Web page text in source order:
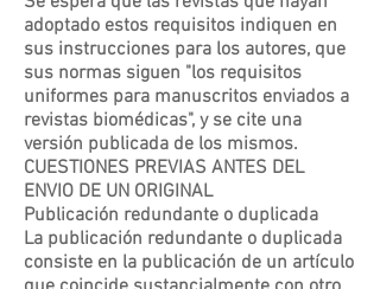
adoptado estos requisitos indiquen en
sus instrucciones para los autores, que
sus normas siguen "los requisitos
uniformes para manuscritos enviados a
revistas biomédicas", y se cite una
versión publicada de los mismos.
CUESTIONES PREVIAS ANTES DEL
ENVIO DE UN ORIGINAL
Publicación redundante o duplicada
La publicación redundante o duplicada
consiste en la publicación de un artículo